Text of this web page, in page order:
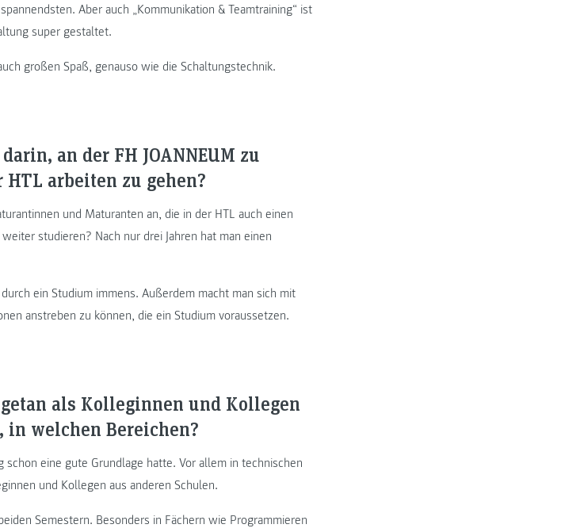
Aber auch „Kommunikation & Teamtraining“ ist
super gestaltet.
großen Spaß, genauso wie die Schaltungstechnik.
an der FH JOANNEUM zu
arbeiten zu gehen?
und Maturanten an, die in der HTL auch einen
studieren? Nach nur drei Jahren hat man einen
ein Studium immens. Außerdem macht man sich mit
anstreben zu können, die ein Studium voraussetzen.
als Kolleginnen und Kollegen
in welchen Bereichen?
schon eine gute Grundlage hatte. Vor allem in technischen
und Kollegen aus anderen Schulen.
Semestern. Besonders in Fächern wie Programmieren